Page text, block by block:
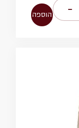
הוספה